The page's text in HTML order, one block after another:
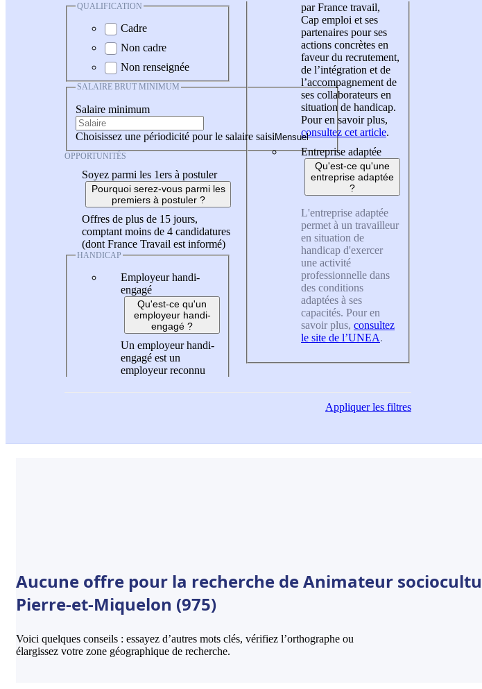
QUALIFICATION
Cadre
Non cadre
Non renseignée
SALAIRE BRUT MINIMUM
Salaire minimum
Choisissez une périodicité pour le salaire saisi
OPPORTUNITÉS
Soyez parmi les 1ers à postuler
Pourquoi serez-vous parmi les
premiers à postuler ?
Offres de plus de 15 jours,
comptant moins de 4 candidatures
(dont France Travail est informé)
HANDICAP
Employeur handi-
engagé
Qu'est-ce qu'un
employeur handi-
engagé ?
Un employeur handi-
engagé est un
employeur reconnu
par France travail,
Cap emploi et ses
partenaires pour ses
actions concrètes en
faveur du recrutement,
de l’intégration et de
l’accompagnement de
ses collaborateurs en
situation de handicap.
Pour en savoir plus,
consultez cet article.
Entreprise adaptée
Qu'est-ce qu'une
entreprise adaptée
?
L'entreprise adaptée
permet à un travailleur
en situation de
handicap d'exercer
une activité
professionnelle dans
des conditions
adaptées à ses
capacités. Pour en
savoir plus, consultez
le site de l’UNEA.
Appliquerles filtres
Aucune offre pour la recherche de Animateur
Pierre-et-Miquelon (975)
Voici quelques conseils : essayez d’autres mots clés, vérifiez l’orthographe ou
élargissez votre zone géographique de recherche.